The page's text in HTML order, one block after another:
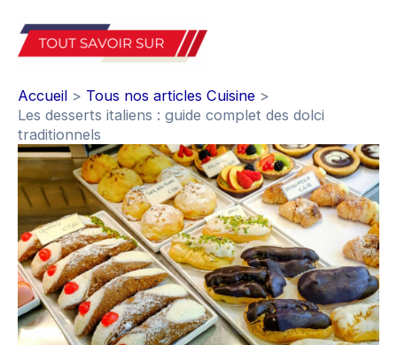
contenu
Accueil
Tous nos articles Cuisine
Les desserts italiens : guide complet des dolci
traditionnels